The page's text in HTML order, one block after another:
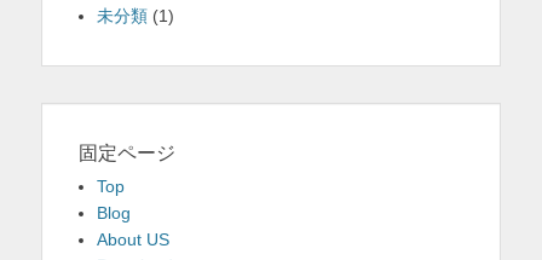
未分類 (1)
固定ページ
Top
Blog
About US